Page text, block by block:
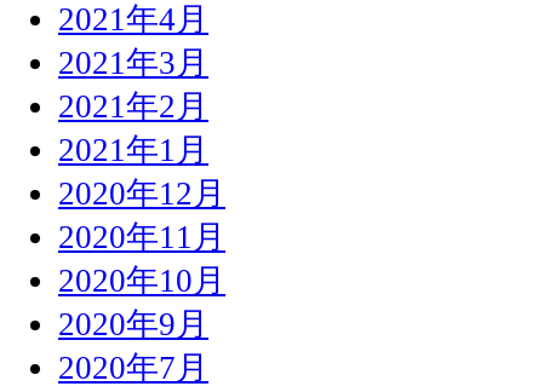
2021年4月
2021年3月
2021年2月
2021年1月
2020年12月
2020年11月
2020年10月
2020年9月
2020年7月